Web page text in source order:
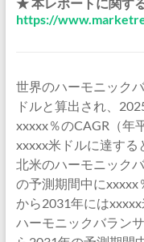
https://
世界のハーモニック
ドルと算出され、
xxxxx％のCAGR（年
xxxxx米ドルに達する
北米のハーモニック
の予測期間中にxxxxx
から2031年にはxxxxx
ハーモニックバラン